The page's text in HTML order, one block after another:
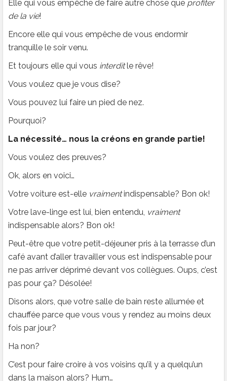
Elle qui vous empêche de faire autre chose que profiter
de la vie!
Encore elle qui vous empêche de vous endormir
tranquille le soir venu.
Et toujours elle qui vous interditle rêve!
Vous voulez que je vous dise?
Vous pouvez lui faire un pied de nez.
Pourquoi?
La nécessité… nous la créons en grande partie!
Vous voulez des preuves?
Ok, alors en voici…
Votre voiture est-elle vraimentindispensable? Bon ok!
Votre lave-linge est lui, bien entendu, vraiment
indispensable alors? Bon ok!
Peut-être que votre petit-déjeuner pris à la terrasse d’un
café avant d’aller travailler vous est indispensable pour
ne pas arriver déprimé devant vos collègues. Oups, c’est
pas pour ça? Désolée!
Disons alors, que votre salle de bain reste allumée et
chauffée parce que vous vous y rendez au moins deux
fois par jour?
Ha non?
C’est pour faire croire à vos voisins qu’il y a quelqu’un
dans la maison alors? Hum…